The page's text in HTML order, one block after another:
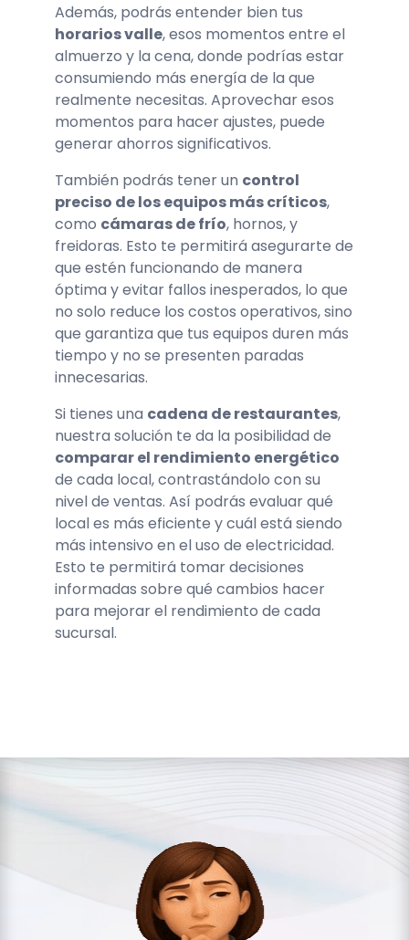
Además, podrás entender bien tus
horarios valle, esos momentos entre el
almuerzo y la cena, donde podrías estar
consumiendo más energía de la que
realmente necesitas. Aprovechar esos
momentos para hacer ajustes, puede
generar ahorros significativos.
También podrás tener un control
preciso de los equipos más críticos,
como cámaras de frío, hornos, y
freidoras. Esto te permitirá asegurarte de
que estén funcionando de manera
óptima y evitar fallos inesperados, lo que
no solo reduce los costos operativos, sino
que garantiza que tus equipos duren más
tiempo y no se presenten paradas
innecesarias.
Si tienes una cadena de restaurantes,
nuestra solución te da la posibilidad de
comparar el rendimiento energético
de cada local, contrastándolo con su
nivel de ventas. Así podrás evaluar qué
local es más eficiente y cuál está siendo
más intensivo en el uso de electricidad.
Esto te permitirá tomar decisiones
informadas sobre qué cambios hacer
para mejorar el rendimiento de cada
sucursal.